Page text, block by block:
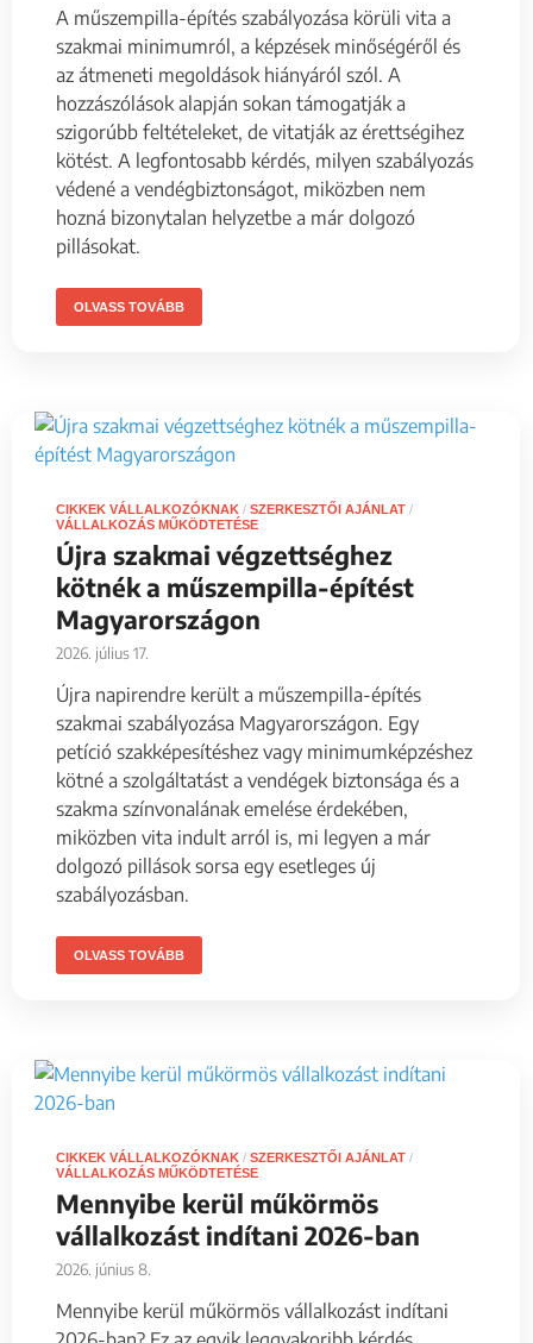
A műszempilla-építés szabályozása körüli vita a
szakmai minimumról, a képzések minőségéről és
az átmeneti megoldások hiányáról szól. A
hozzászólások alapján sokan támogatják a
szigorúbb feltételeket, de vitatják az érettségihez
kötést. A legfontosabb kérdés, milyen szabályozás
védené a vendégbiztonságot, miközben nem
hozná bizonytalan helyzetbe a már dolgozó
pillásokat.
OLVASS TOVÁBB
CIKKEK VÁLLALKOZÓKNAK / SZERKESZTŐI AJÁNLAT /
VÁLLALKOZÁS MŰKÖDTETÉSE
Újra szakmai végzettséghez
kötnék a műszempilla-építést
Magyarországon
2026. július 17.
Újra napirendre került a műszempilla-építés
szakmai szabályozása Magyarországon. Egy
petíció szakképesítéshez vagy minimumképzéshez
kötné a szolgáltatást a vendégek biztonsága és a
szakma színvonalának emelése érdekében,
miközben vita indult arról is, mi legyen a már
dolgozó pillások sorsa egy esetleges új
szabályozásban.
OLVASS TOVÁBB
CIKKEK VÁLLALKOZÓKNAK / SZERKESZTŐI AJÁNLAT /
VÁLLALKOZÁS MŰKÖDTETÉSE
Mennyibe kerül műkörmös
vállalkozást indítani 2026-ban
2026. június 8.
Mennyibe kerül műkörmös vállalkozást indítani